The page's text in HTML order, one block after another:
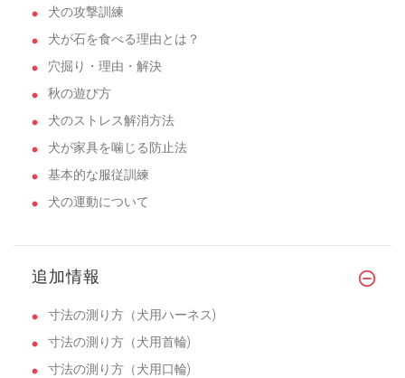
犬の攻撃訓練
犬が石を食べる理由とは？
穴掘り・理由・解決
秋の遊び方
犬のストレス解消方法
犬が家具を噛じる防止法
基本的な服従訓練
犬の運動について
追加情報
寸法の測り方（犬用ハーネス)
寸法の測り方（犬用首輪)
寸法の測り方（犬用口輪)